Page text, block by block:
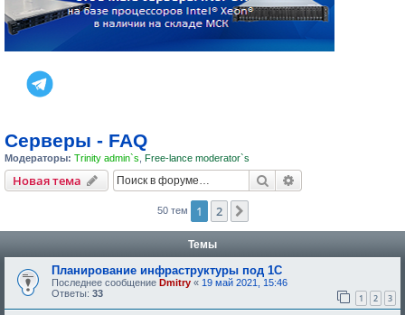
Серверы - FAQ
Модераторы: Trinity admin`s Free-lance moderator`s
Новая тема Поиск
50 тем 1 2
Темы
Планирование инфраструктуры под 1С
Последнее сообщение Dmitry « 19 май 2021, 15:46
Ответы: 33 1 2 3